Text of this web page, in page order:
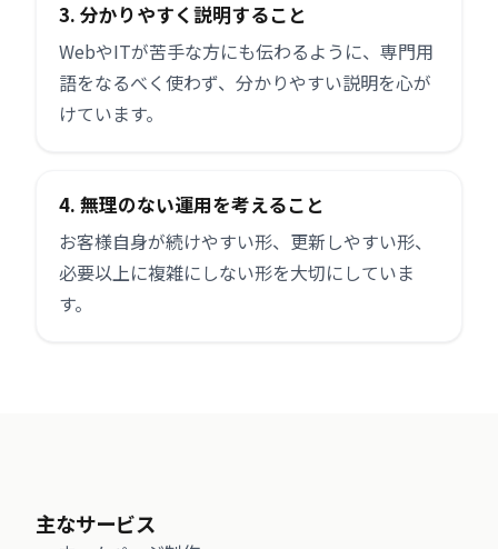
3. 分かりやすく説明すること
WebやITが苦手な方にも伝わるように、専門用
語をなるべく使わず、分かりやすい説明を心が
けています。
4. 無理のない運用を考えること
お客様自身が続けやすい形、更新しやすい形、
必要以上に複雑にしない形を大切にしていま
す。
主なサービス